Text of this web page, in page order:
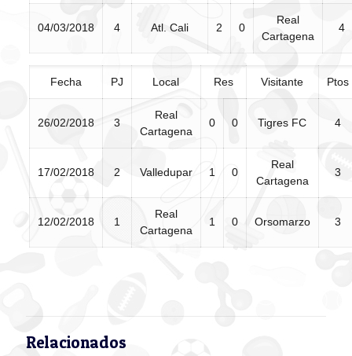
04/03/2018 4 Atl. Cali 2 0
Real
Cartagena
4
Fecha PJ Local Res Visitante Ptos
26/02/2018 3
Real
Cartagena
0 0 Tigres FC 4
17/02/2018 2 Valledupar 1 0
Real
Cartagena
3
12/02/2018 1
Real
Cartagena
1 0 Orsomarzo 3
Relacionados